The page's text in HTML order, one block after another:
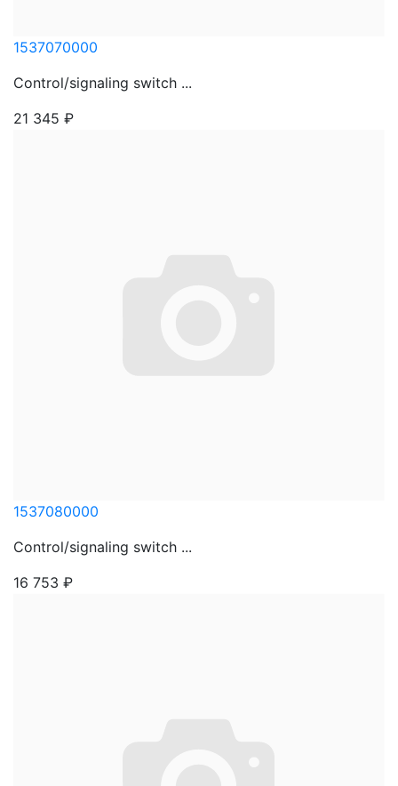
1537070000
Control/signaling switch ...
21 345 ₽
1537080000
Control/signaling switch ...
16 753 ₽